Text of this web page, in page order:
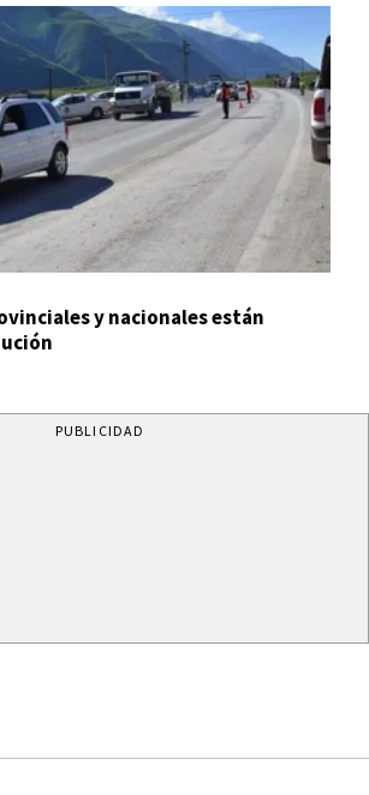
y nacionales están
PUBLICIDAD